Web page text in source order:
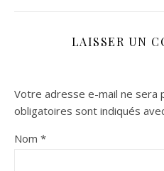
LAISSER UN
Votre adresse e-mail ne sera
obligatoires sont indiqués
Nom *